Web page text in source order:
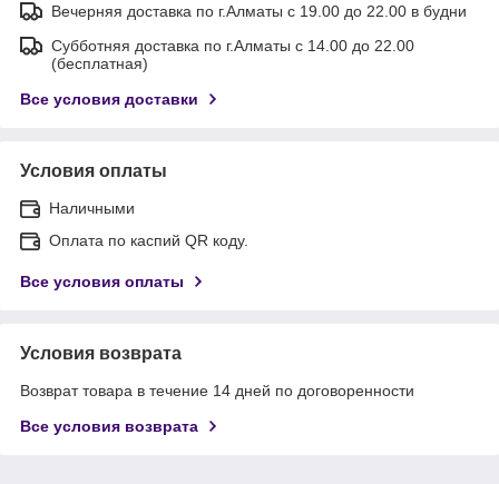
Вечерняя доставка по г.Алматы с 19.00 до 22.00 в будни
Субботняя доставка по г.Алматы с 14.00 до 22.00
(бесплатная)
Все условия доставки
Условия оплаты
Наличными
Оплата по каспий QR коду.
Все условия оплаты
Условия возврата
Возврат товара в течение 14 дней по договоренности
Все условия возврата